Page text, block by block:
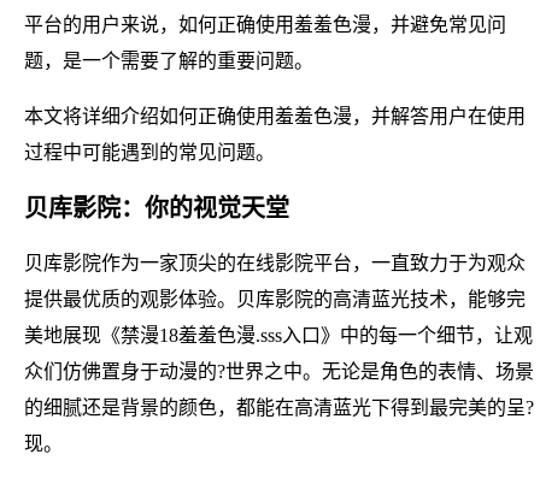
平台的用户来说，如何正确使用羞羞色漫，并避免常见问
题，是一个需要了解的重要问题。
本文将详细介绍如何正确使用羞羞色漫，并解答用户在使用
过程中可能遇到的常见问题。
贝库影院：你的视觉天堂
贝库影院作为一家顶尖的在线影院平台，一直致力于为观众
提供最优质的观影体验。贝库影院的高清蓝光技术，能够完
美地展现《禁漫18羞羞色漫.sss入口》中的每一个细节，让观
众们仿佛置身于动漫的?世界之中。无论是角色的表情、场景
的细腻还是背景的颜色，都能在高清蓝光下得到最完美的呈?
现。